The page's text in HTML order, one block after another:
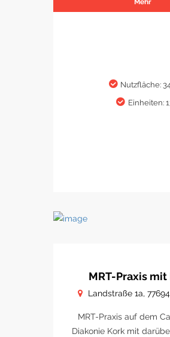
Mehr
Nutzfläche:
Einheiten:
MRT-Praxis
Landstraße 1a,
MRT-Praxis auf dem
Diakonie Kork mit